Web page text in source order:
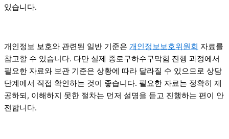
있습니다.
개인정보 보호와 관련된 일반 기준은 개인정보보호위원회 자료를
참고할 수 있습니다. 다만 실제 종로구하수구막힘 진행 과정에서
필요한 자료와 보관 기준은 상황에 따라 달라질 수 있으므로 상담
단계에서 직접 확인하는 것이 좋습니다. 필요한 자료는 정확히 제
공하되, 이해하지 못한 절차는 먼저 설명을 듣고 진행하는 편이 안
전합니다.